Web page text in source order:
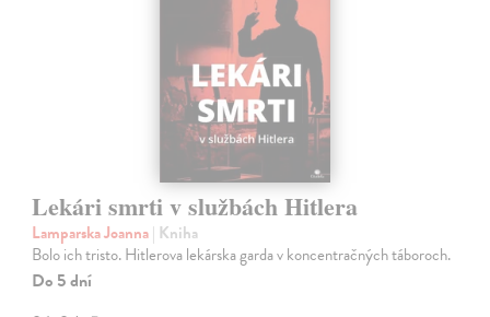
Lekári smrti v službách Hitlera
Lamparska Joanna| Kniha
Bolo ich tristo. Hitlerova lekárska garda v koncentračných táboroch.
Do 5 dní